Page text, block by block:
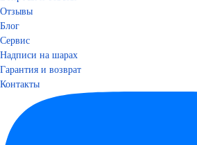
Отзывы
Блог
Сервис
Надписи на шарах
Гарантия и возврат
Контакты